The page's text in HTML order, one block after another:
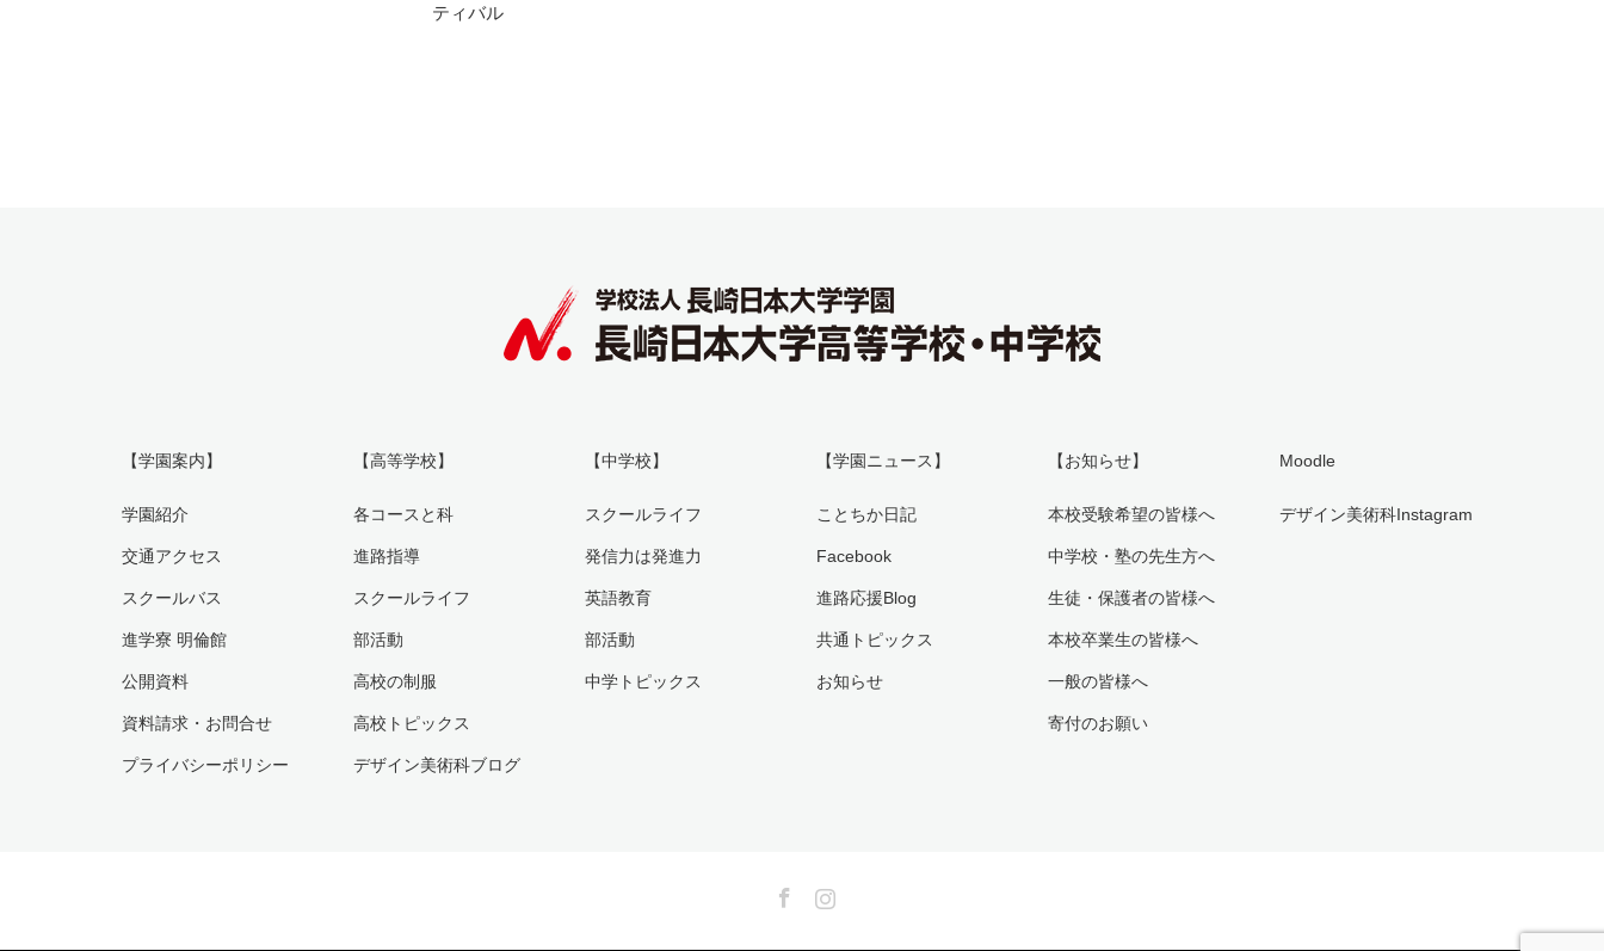
ティバル
【学園案内】
学園紹介
交通アクセス
スクールバス
進学寮 明倫館
公開資料
資料請求・お問合せ
プライバシーポリシー
【高等学校】
各コースと科
進路指導
スクールライフ
部活動
高校の制服
高校トピックス
デザイン美術科ブログ
【中学校】
スクールライフ
発信力は発進力
英語教育
部活動
中学トピックス
【学園ニュース】
ことちか日記
Facebook
進路応援Blog
共通トピックス
お知らせ
【お知らせ】
本校受験希望の皆様へ
中学校・塾の先生方へ
生徒・保護者の皆様へ
本校卒業生の皆様へ
一般の皆様へ
寄付のお願い
Moodle
デザイン美術科Instagram